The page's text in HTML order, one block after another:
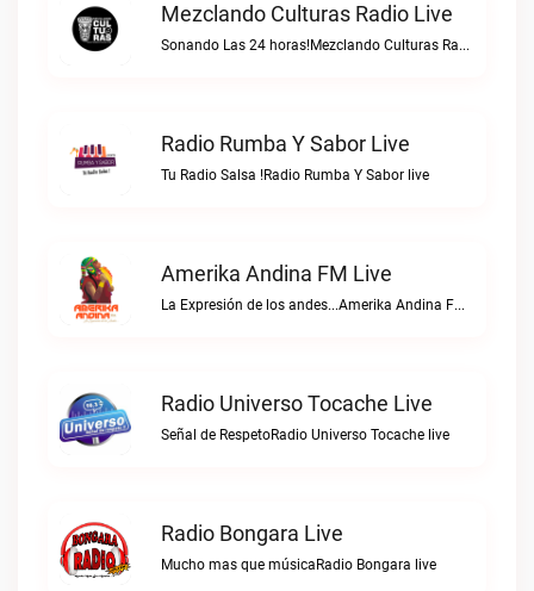
Mezclando Culturas Radio Live
Sonando Las 24 horas!Mezclando Culturas Radio live
Radio Rumba Y Sabor Live
Tu Radio Salsa !Radio Rumba Y Sabor live
Amerika Andina FM Live
La Expresión de los andes...Amerika Andina FM live
Radio Universo Tocache Live
Señal de RespetoRadio Universo Tocache live
Radio Bongara Live
Mucho mas que músicaRadio Bongara live